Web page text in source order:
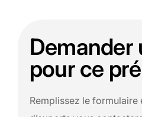
Demander
pour ce
Remplissez le formulaire